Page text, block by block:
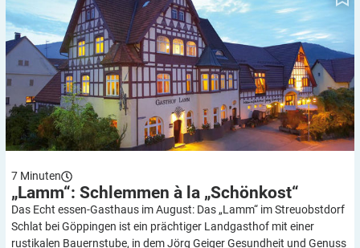
7 Minuten
„Lamm“: Schlemmen à la „Schönkost“
Das Echt essen-Gasthaus im August: Das „Lamm“ im Streuobstdorf
Schlat bei Göppingen ist ein prächtiger Landgasthof mit einer
rustikalen Bauernstube, in dem Jörg Geiger Gesundheit und Genuss